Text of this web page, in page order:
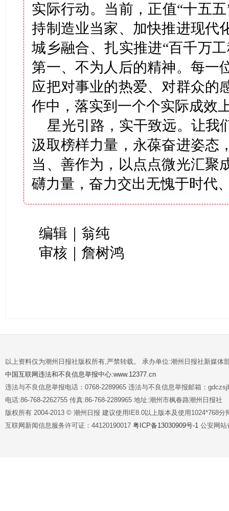
实际行动。当前，正值“十五
持制造业当家、加快推进现代
城乡融合、扎实推进“百千万
第一、不为人后的精神。每一
应把对事业的热爱、对群众的
作中，落实到一个个实际成效
星光引路，实干致远。让我
汲取榜样力量，永葆奋进姿态
当、善作为，以点点微光汇聚
礴力量，奋力交出无愧于时代
编辑｜翁纯
审核｜詹树鸿
以上资料仅为潮州日报社版权所有,严禁转载。 承办单位:潮州日报社新媒体
中国互联网违法和不良信息举报中心:www.12377.cn
违法与不良信息举报电话：0768-2289965 违法与不良信息举报邮箱：
电话:86-768-2262755 传真:86-768-2289965 地址:潮州市枫春路潮州日报社
版权所有 2004-2013 © 潮州日报 建议使用IE8.0以上版本及使用1024*768分
互联网新闻信息服务许可证：44120190017 粤ICP备13030909号-1 公安网站